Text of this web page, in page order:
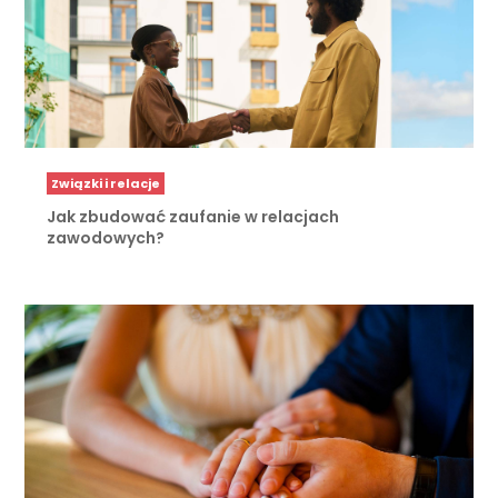
Związki i relacje
Jak zbudować zaufanie w relacjach
zawodowych?